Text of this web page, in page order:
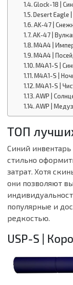
Glock-18 |
Desert Eagle
AK-47 |
AK-47 |
M4A4 |
M4A4 |
M4A1-S |
M4A1-S |
M4A1-S |
AWP |
AWP |
ТОП
Синий инвентарь
стильно
затрат. Хотя
они позволяют
популярные и
редкостью.
USP-S |